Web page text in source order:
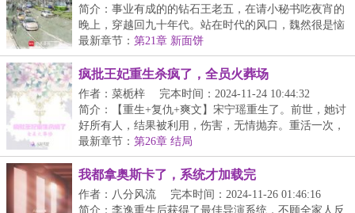
简介：事业有成的的钻石王老五，在请小秘书吃夜宵的
晚上，穿越回九十年代。站在时代的风口，魏然很是恼
火...
最新章节： 第21章 新面饼
疯批王妃重生杀疯了，全员火葬场
作者：菜栀梓
完本时间：2024-11-24 10:44:32
简介：【重生+复仇+爽文】宋宁瑶重生了。前世，她讨
好所有人，结果被利用，伤害，无情抛弃。重活一次，
宋...
最新章节： 第26章 结局
我都拿奥斯卡了，系统才加载完
作者：八分风流
完本时间：2024-11-26 01:46:16
简介：李逸重生后获得了最佳导演系统，不顾全家人反